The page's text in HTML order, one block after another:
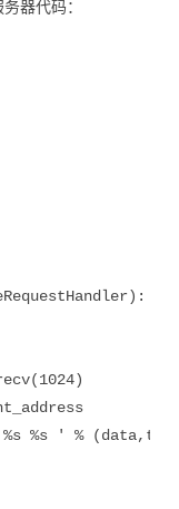
器代码：
%s ' %